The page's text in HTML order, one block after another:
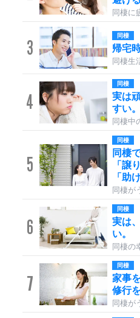
同棲に
3
同棲
帰宅
同棲生
4
同棲
実は
すい。
同棲中
5
同棲
同棲
「譲
「助
同棲が
6
同棲
実は
い。
同棲の
7
同棲
家事
修行
同棲が